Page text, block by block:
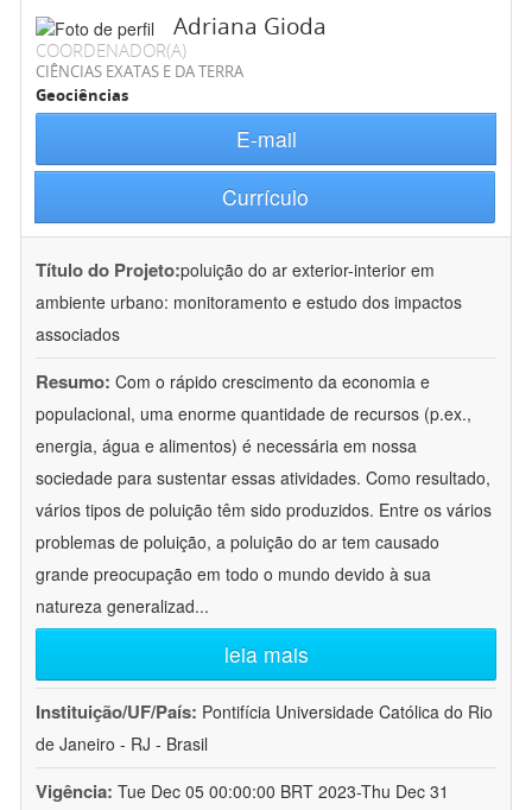
Adriana Gioda
COORDENADOR(A)
CIÊNCIAS EXATAS E DA TERRA
Geociências
E-mail
Currículo
Título do Projeto:poluição do ar exterior-interior em
ambiente urbano: monitoramento e estudo dos impactos
associados
Resumo: Com o rápido crescimento da economia e
populacional, uma enorme quantidade de recursos (p.ex.,
energia, água e alimentos) é necessária em nossa
sociedade para sustentar essas atividades. Como resultado,
vários tipos de poluição têm sido produzidos. Entre os vários
problemas de poluição, a poluição do ar tem causado
grande preocupação em todo o mundo devido à sua
natureza generalizad...
leia mais
Instituição/UF/País: Pontifícia Universidade Católica do Rio
de Janeiro - RJ - Brasil
Vigência: Tue Dec 05 00:00:00 BRT 2023-Thu Dec 31